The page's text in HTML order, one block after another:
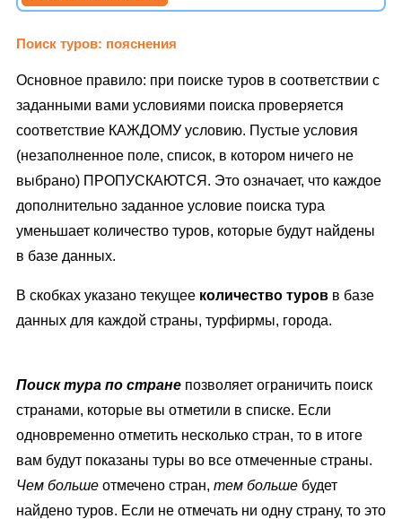
Поиск туров: пояснения
Основное правило: при поиске туров в соответствии с
заданными вами условиями поиска проверяется
соответствие КАЖДОМУ условию. Пустые условия
(незаполненное поле, список, в котором ничего не
выбрано) ПРОПУСКАЮТСЯ. Это означает, что каждое
дополнительно заданное условие поиска тура
уменьшает количество туров, которые будут найдены
в базе данных.
В скобках указано текущее количество туров в базе
данных для каждой страны, турфирмы, города.
Поиск тура по стране позволяет ограничить поиск
странами, которые вы отметили в списке. Если
одновременно отметить несколько стран, то в итоге
вам будут показаны туры во все отмеченные страны.
Чем больше отмечено стран, тем больше будет
найдено туров. Если не отмечать ни одну страну, то это